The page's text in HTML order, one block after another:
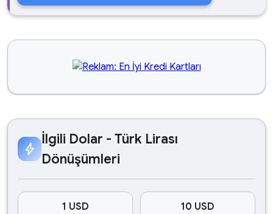
bolt
İlgili Dolar - Türk Lirası
Dönüşümleri
1 USD
10 USD